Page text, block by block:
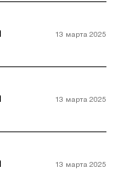
13 марта 2025
13 марта 2025
13 марта 2025